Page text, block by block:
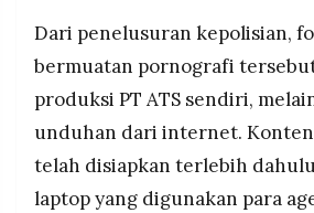
Dari penelusuran kepolisian,
bermuatan pornografi
produksi PT ATS sendiri,
unduhan dari internet.
telah disiapkan terlebih
laptop yang digunakan para